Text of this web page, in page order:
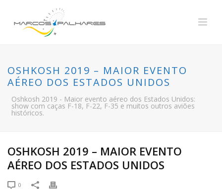
OSHKOSH 2019 – MAIOR EVENTO
AÉREO DOS ESTADOS UNIDOS
Oshkosh 2019 - Maior evento aéreo dos Estados Unidos:
show com caças F-18, F-22, F-35 e muitos outros aviões
históricos.
OSHKOSH 2019 – MAIOR EVENTO
AÉREO DOS ESTADOS UNIDOS
0